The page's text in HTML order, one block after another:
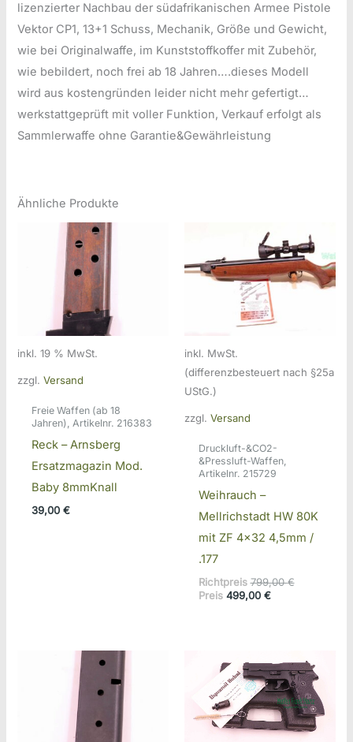
lizenzierter Nachbau der südafrikanischen Armee Pistole
Vektor CP1, 13+1 Schuss, Mechanik, Größe und Gewicht,
wie bei Originalwaffe, im Kunststoffkoffer mit Zubehör,
wie bebildert, noch frei ab 18 Jahren….dieses Modell
wird aus kostengründen leider nicht mehr gefertigt…
werkstattgeprüft mit voller Funktion, Verkauf erfolgt als
Sammlerwaffe ohne Garantie&Gewährleistung
Ähnliche Produkte
inkl. 19 % MwSt.
zzgl.Versand
Freie Waffen (ab 18
Jahren), Artikelnr. 216383
Reck – Arnsberg
Ersatzmagazin Mod.
Baby 8mmKnall
39,00 €
inkl. MwSt.
(differenzbesteuert nach §25a
UStG.)
zzgl. Versand
Druckluft-&CO2-
&Pressluft-Waffen,
Artikelnr. 215729
Weihrauch –
Mellrichstadt HW 80K
mit ZF 4×32 4,5mm /
.177
Richtpreis 799,00€
Preis 499,00 €Aktueller